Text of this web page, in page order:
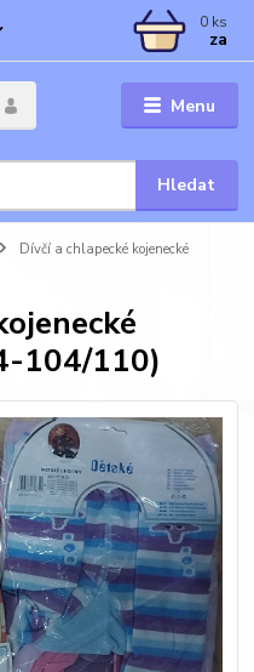
Menu
Hledat
0 ks
za
Dívčí a chlapecké kojenecké
104/110)